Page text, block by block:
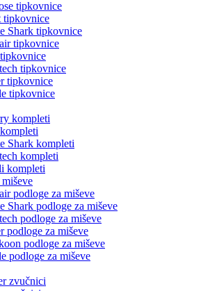
tipkovnice
tipkovnice
Shark tipkovnice
tipkovnice
tipkovnice
tipkovnice
tipkovnice
kompleti
Shark kompleti
kompleti
kompleti
podloge za miševe
Shark podloge za miševe
podloge za miševe
podloge za miševe
podloge za miševe
podloge za miševe
zvučnici